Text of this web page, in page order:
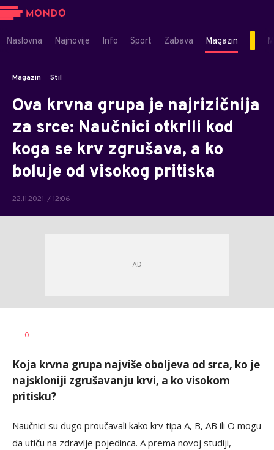
Naslovna Najnovije Info Sport Zabava Magazin
Magazin Stil
Ova krvna grupa je najrizičnija
za srce: Naučnici otkrili kod
koga se krv zgrušava, a ko
boluje od visokog pritiska
22.11.2021. / 12:06
AUTOR
0
Koja krvna grupa najviše oboljeva od srca, ko je
najskloniji zgrušavanju krvi, a ko visokom
pritisku?
Naučnici su dugo proučavali kako krv tipa A, B, AB ili O mogu
da utiču na zdravlje pojedinca. A prema novoj studiji,